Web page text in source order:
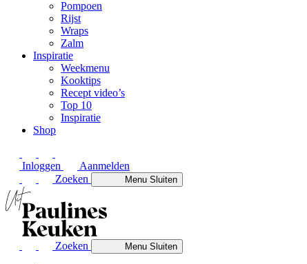
Pompoen
Rijst
Wraps
Zalm
Inspiratie
Weekmenu
Kooktips
Recept video’s
Top 10
Inspiratie
Shop
Inloggen
Aanmelden
Zoeken
MenuSluiten
Zoeken MenuSluiten